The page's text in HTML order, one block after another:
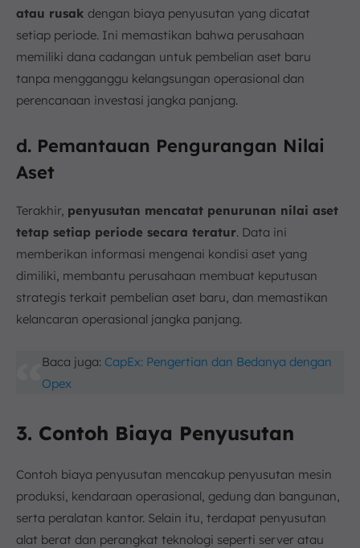
atau rusak dengan biaya penyusutan yang dicatat
setiap periode. Ini memastikan bahwa perusahaan
memiliki dana cadangan untuk pembelian aset baru
tanpa mengganggu kelangsungan operasional dan
perencanaan investasi jangka panjang.
d. Pemantauan Pengurangan Nilai
Aset
Terakhir, penyusutan mencatat penurunan nilai aset
tetap setiap periode secara teratur. Data ini
memberikan informasi mengenai kondisi aset yang
dimiliki, membantu perusahaan membuat keputusan
strategis terkait pembelian aset baru, dan memastikan
kelancaran operasional jangka panjang.
Baca juga: CapEx: Pengertian dan Bedanya dengan
Opex
3. Contoh Biaya Penyusutan
Contoh biaya penyusutan mencakup penyusutan mesin
produksi, kendaraan operasional, gedung dan bangunan,
serta peralatan kantor. Selain itu, terdapat penyusutan
alat berat dan perangkat teknologi seperti server atau